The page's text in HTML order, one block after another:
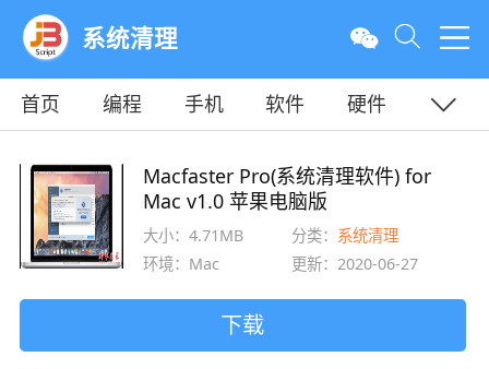
系统清理
首页 编程 手机 软件
硬件
Macfaster Pro(系统清理软件) for
Mac v1.0 苹果电脑版
大小：4.71MB 分类： 系统清理
环境：Mac
更新：2020-06-27
下载